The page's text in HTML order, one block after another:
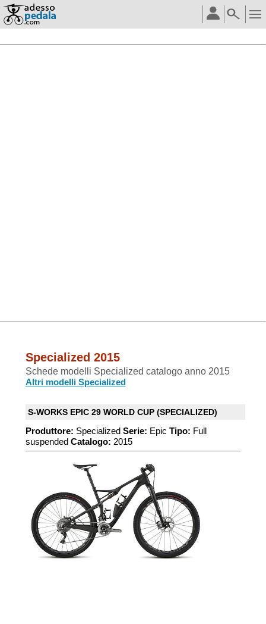
Specialized 2015
Schede modelli Specialized catalogo anno 2015
Altri modelli Specialized
S-WORKS EPIC 29 WORLD CUP (SPECIALIZED)
Produttore: Specialized Serie: Epic Tipo: Full
suspended Catalogo: 2015